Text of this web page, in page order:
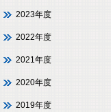
2023年度
2022年度
2021年度
2020年度
2019年度